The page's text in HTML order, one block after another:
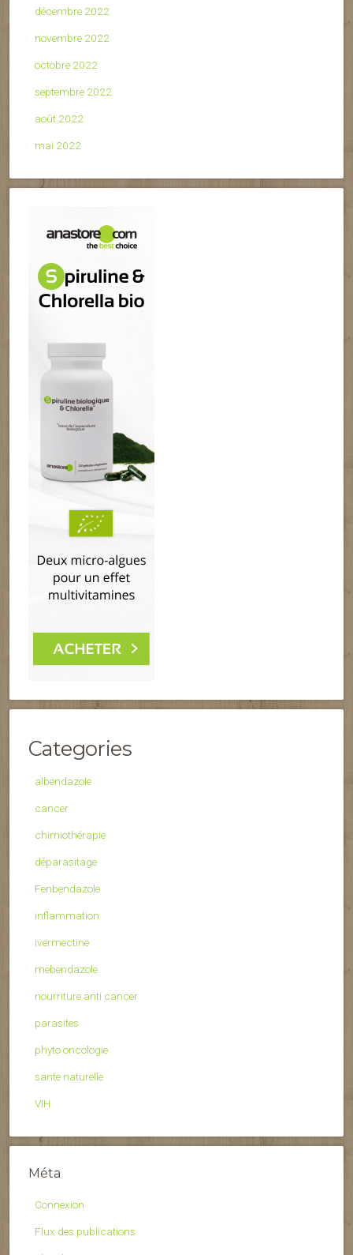
décembre 2022
novembre 2022
octobre 2022
septembre 2022
août 2022
mai 2022
Categories
albendazole
cancer
chimiothérapie
déparasitage
Fenbendazole
inflammation
ivermectine
mebendazole
nourriture anti cancer
parasites
phyto oncologie
sante naturelle
VIH
Méta
Connexion
Flux des publications